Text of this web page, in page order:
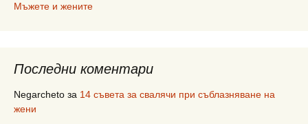
Мъжете и жените
Последни коментари
Negarcheto за 14 съвета за свалячи при съблазняване на
жени